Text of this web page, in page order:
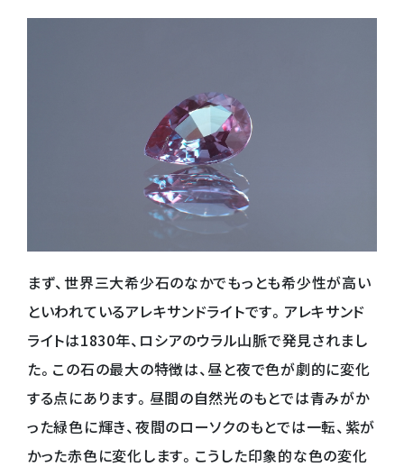
まず、世界三大希少石のなかでもっとも希少性が高い
といわれているアレキサンドライトです。アレキサンド
ライトは1830年、ロシアのウラル山脈で発見されまし
た。この石の最大の特徴は、昼と夜で色が劇的に変化
する点にあります。昼間の自然光のもとでは青みがか
った緑色に輝き、夜間のローソクのもとでは一転、紫が
かった赤色に変化します。こうした印象的な色の変化